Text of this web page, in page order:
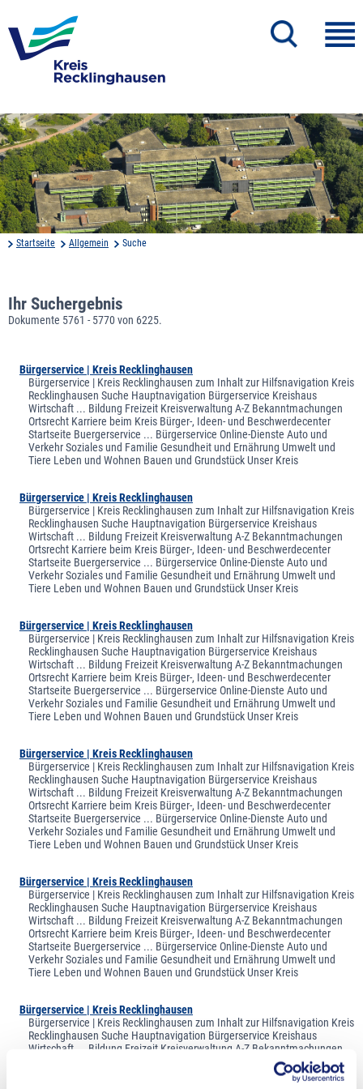
Startseite Allgemein Suche
Ihr Suchergebnis
Dokumente 5761 - 5770 von 6225.
Bürgerservice | Kreis Recklinghausen
Bürgerservice | Kreis Recklinghausen zum Inhalt zur Hilfsnavigation Kreis
Recklinghausen Suche Hauptnavigation Bürgerservice Kreishaus
Wirtschaft ... Bildung Freizeit Kreisverwaltung A-Z Bekanntmachungen
Ortsrecht Karriere beim Kreis Bürger-, Ideen- und Beschwerdecenter
Startseite Buergerservice ... Bürgerservice Online-Dienste Auto und
Verkehr Soziales und Familie Gesundheit und Ernährung Umwelt und
Tiere Leben und Wohnen Bauen und Grundstück Unser Kreis
Bürgerservice | Kreis Recklinghausen
Bürgerservice | Kreis Recklinghausen zum Inhalt zur Hilfsnavigation Kreis
Recklinghausen Suche Hauptnavigation Bürgerservice Kreishaus
Wirtschaft ... Bildung Freizeit Kreisverwaltung A-Z Bekanntmachungen
Ortsrecht Karriere beim Kreis Bürger-, Ideen- und Beschwerdecenter
Startseite Buergerservice ... Bürgerservice Online-Dienste Auto und
Verkehr Soziales und Familie Gesundheit und Ernährung Umwelt und
Tiere Leben und Wohnen Bauen und Grundstück Unser Kreis
Bürgerservice | Kreis Recklinghausen
Bürgerservice | Kreis Recklinghausen zum Inhalt zur Hilfsnavigation Kreis
Recklinghausen Suche Hauptnavigation Bürgerservice Kreishaus
Wirtschaft ... Bildung Freizeit Kreisverwaltung A-Z Bekanntmachungen
Ortsrecht Karriere beim Kreis Bürger-, Ideen- und Beschwerdecenter
Startseite Buergerservice ... Bürgerservice Online-Dienste Auto und
Verkehr Soziales und Familie Gesundheit und Ernährung Umwelt und
Tiere Leben und Wohnen Bauen und Grundstück Unser Kreis
Bürgerservice | Kreis Recklinghausen
Bürgerservice | Kreis Recklinghausen zum Inhalt zur Hilfsnavigation Kreis
Recklinghausen Suche Hauptnavigation Bürgerservice Kreishaus
Wirtschaft ... Bildung Freizeit Kreisverwaltung A-Z Bekanntmachungen
Ortsrecht Karriere beim Kreis Bürger-, Ideen- und Beschwerdecenter
Startseite Buergerservice ... Bürgerservice Online-Dienste Auto und
Verkehr Soziales und Familie Gesundheit und Ernährung Umwelt und
Tiere Leben und Wohnen Bauen und Grundstück Unser Kreis
Bürgerservice | Kreis Recklinghausen
Bürgerservice | Kreis Recklinghausen zum Inhalt zur Hilfsnavigation Kreis
Recklinghausen Suche Hauptnavigation Bürgerservice Kreishaus
Wirtschaft ... Bildung Freizeit Kreisverwaltung A-Z Bekanntmachungen
Ortsrecht Karriere beim Kreis Bürger-, Ideen- und Beschwerdecenter
Startseite Buergerservice ... Bürgerservice Online-Dienste Auto und
Verkehr Soziales und Familie Gesundheit und Ernährung Umwelt und
Tiere Leben und Wohnen Bauen und Grundstück Unser Kreis
Bürgerservice | Kreis Recklinghausen
Bürgerservice | Kreis Recklinghausen zum Inhalt zur Hilfsnavigation Kreis
Recklinghausen Suche Hauptnavigation Bürgerservice Kreishaus
Wirtschaft ... Bildung Freizeit Kreisverwaltung A-Z Bekanntmachungen
Ortsrecht Karriere beim Kreis Bürger-, Ideen- und Beschwerdecenter
Startseite Buergerservice ... Bürgerservice Online-Dienste Auto und